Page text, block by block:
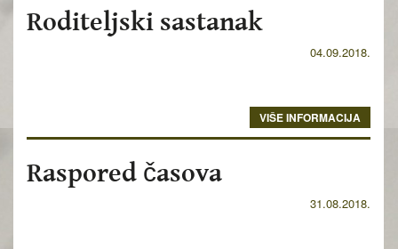
Roditeljski sastanak
04.09.2018.
VIŠE INFORMACIJA
Raspored časova
31.08.2018.